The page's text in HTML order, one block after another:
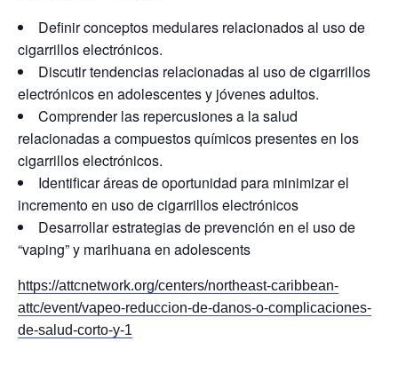
Definir conceptos medulares relacionados al uso de
cigarrillos electrónicos.
Discutir tendencias relacionadas al uso de cigarrillos
electrónicos en adolescentes y jóvenes adultos.
Comprender las repercusiones a la salud
relacionadas a compuestos químicos presentes en los
cigarrillos electrónicos.
Identificar áreas de oportunidad para minimizar el
incremento en uso de cigarrillos electrónicos
Desarrollar estrategias de prevención en el uso de
“vaping” y marihuana en adolescents
https://attcnetwork.org/centers/northeast-caribbean-
attc/event/vapeo-reduccion-de-danos-o-complicaciones-
de-salud-corto-y-1